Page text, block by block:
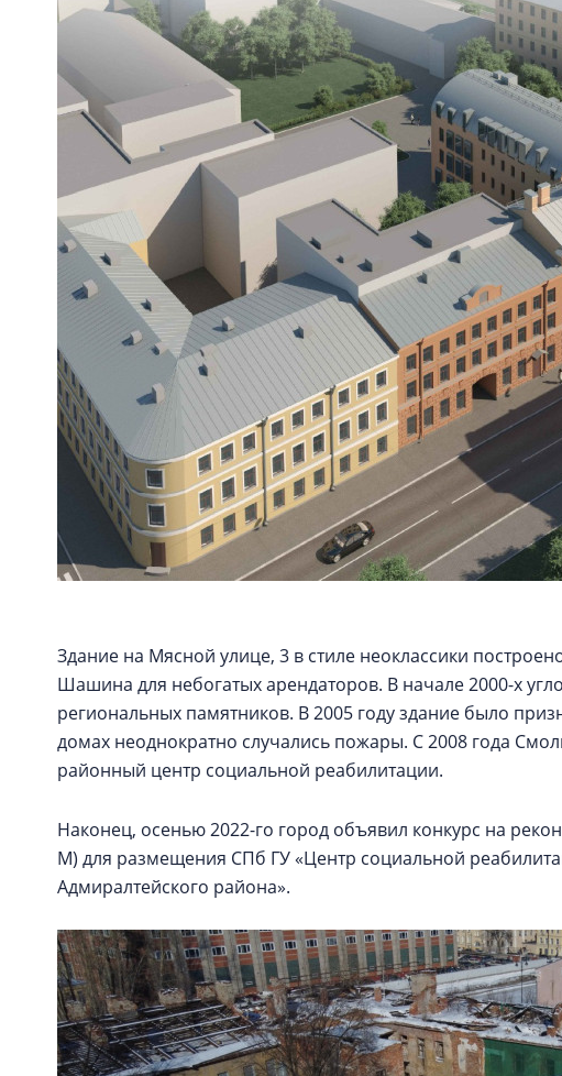
Здание на Мясной улице, 3 в стиле неоклассики
Шашина для небогатых арендаторов. В начале 2000-х
региональных памятников. В 2005 году здание было
домах неоднократно случались пожары. С 2008 года
районный центр социальной реабилитации.
Наконец, осенью 2022-го город объявил конкурс на
М) для размещения СПб ГУ «Центр социальной
Адмиралтейского района».